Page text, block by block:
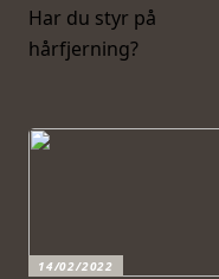
Har du styr på
hårfjerning?
14/02/2022